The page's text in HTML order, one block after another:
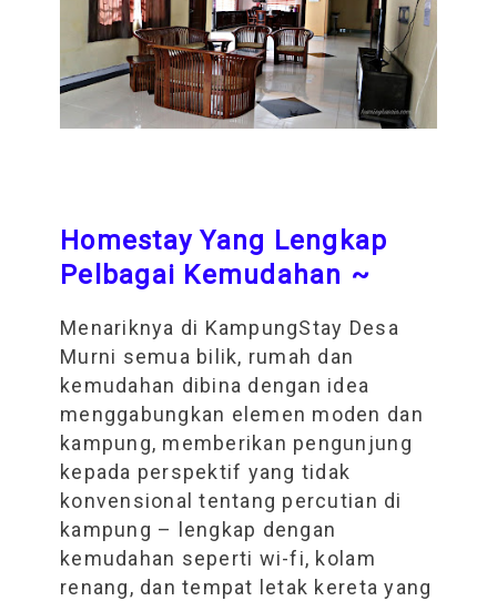
Homestay Yang Lengkap
Pelbagai Kemudahan ~
Menariknya di KampungStay Desa
Murni semua bilik, rumah dan
kemudahan dibina dengan idea
menggabungkan elemen moden dan
kampung, memberikan pengunjung
kepada perspektif yang tidak
konvensional tentang percutian di
kampung – lengkap dengan
kemudahan seperti wi-fi, kolam
renang, dan tempat letak kereta yang